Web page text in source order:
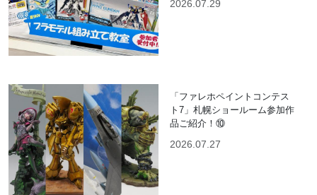
2026.07.29
「ファレホペイントコンテス
ト7」札幌ショールーム参加作
品ご紹介！⑩
2026.07.27